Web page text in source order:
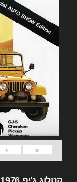
«
‹
קטלוג ג'יפ 1976